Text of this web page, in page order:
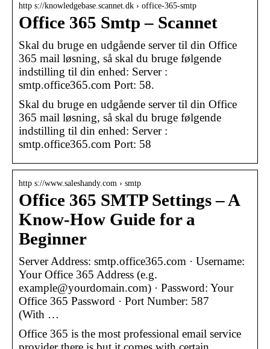
http s://knowledgebase.scannet.dk › office-365-smtp
Office 365 Smtp – Scannet
Skal du bruge en udgående server til din Office
365 mail løsning, så skal du bruge følgende
indstilling til din enhed: Server :
smtp.office365.com Port: 58.
Skal du bruge en udgående server til din Office
365 mail løsning, så skal du bruge følgende
indstilling til din enhed: Server :
smtp.office365.com Port: 58
http s://www.saleshandy.com › smtp
Office 365 SMTP Settings – A
Know-How Guide for a
Beginner
Server Address: smtp.office365.com · Username:
Your Office 365 Address (e.g.
example@yourdomain.com) · Password: Your
Office 365 Password · Port Number: 587
(With …
Office 365 is the most professional email service